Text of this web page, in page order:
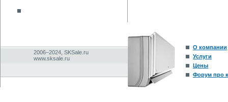
2006–2024, SKSale.ru
www.sksale.ru
О компании
Услуги
Цены
Форум про